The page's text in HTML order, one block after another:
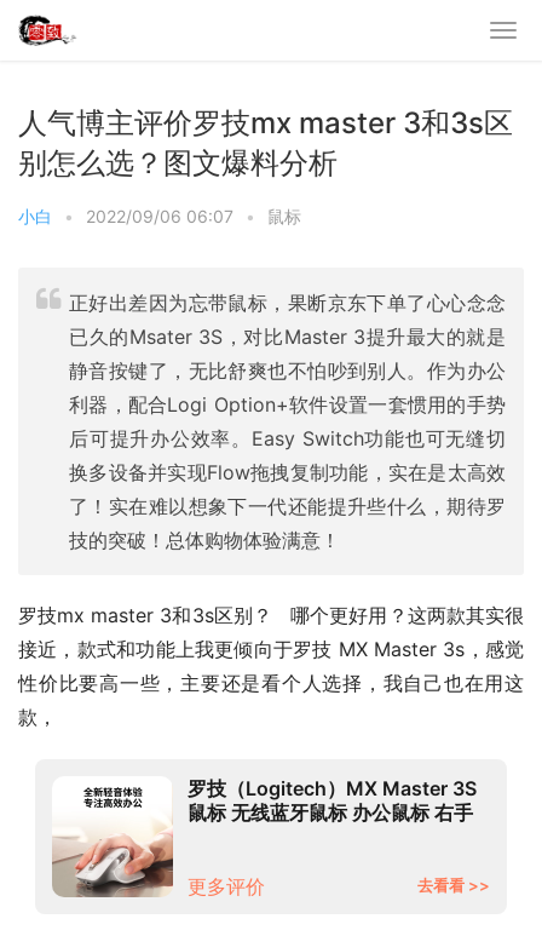
人气博主评价罗技mx master 3和3s区
别怎么选？图文爆料分析
小白 • 2022/09/06 06:07 • 鼠标
正好出差因为忘带鼠标，果断京东下单了心心念念
已久的Msater 3S，对比Master 3提升最大的就是
静音按键了，无比舒爽也不怕吵到别人。作为办公
利器，配合Logi Option+软件设置一套惯用的手势
后可提升办公效率。Easy Switch功能也可无缝切
换多设备并实现Flow拖拽复制功能，实在是太高效
了！实在难以想象下一代还能提升些什么，期待罗
技的突破！总体购物体验满意！
罗技mx master 3和3s区别？   哪个更好用？这两款其实很
接近，款式和功能上我更倾向于罗技 MX Master 3s，感觉
性价比要高一些，主要还是看个人选择，我自己也在用这
款，
罗技（Logitech）MX Master 3S
鼠标 无线蓝牙鼠标 办公鼠标 右手
更多评价
去看看 >>